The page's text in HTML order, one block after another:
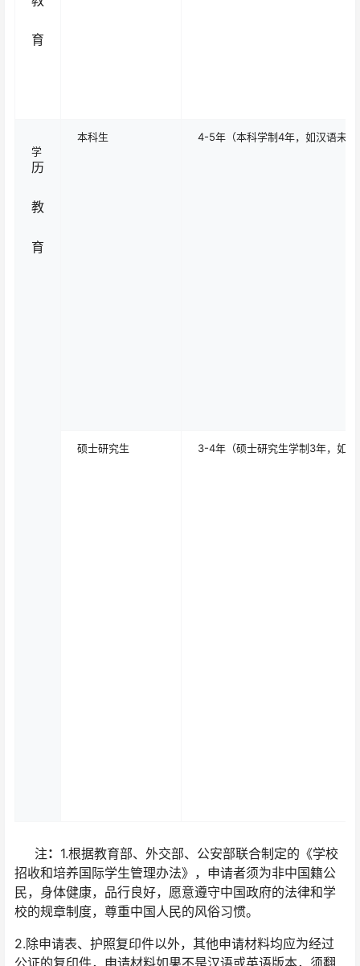
育
学
历
教
育
本科生 4-5年（本科学制4年，如汉语未
硕士研究生 3-4年（硕士研究生学制3年，如
注： 1.根据教育部、外交部、公安部联合制定的《学校
招收和培养国际学生管理办法》，申请者须为非中国籍公
民，身体健康，品行良好，愿意遵守中国政府的法律和学
校的规章制度，尊重中国人民的风俗习惯。
2.除申请表、护照复印件以外，其他申请材料均应为经过